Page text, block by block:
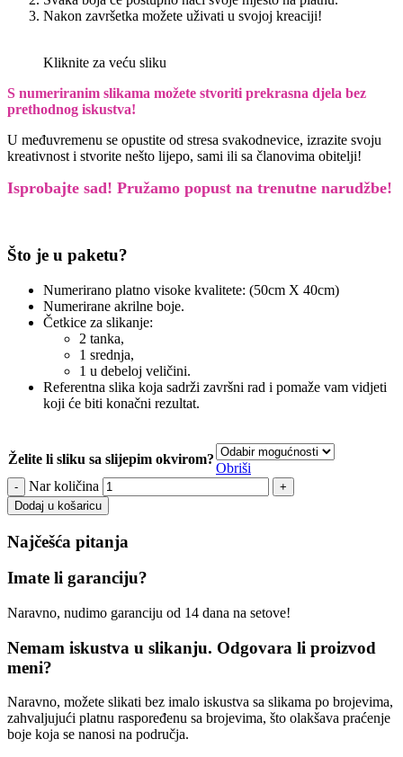
Nakon završetka možete uživati u svojoj kreaciji!
Kliknite za veću sliku
S numeriranim slikama možete stvoriti prekrasna djela bez
prethodnog iskustva!
U međuvremenu se opustite od stresa svakodnevice, izrazite svoju
kreativnost i stvorite nešto lijepo, sami ili sa članovima obitelji!
Isprobajte sad! Pružamo popust na trenutne narudžbe!
Što je u paketu?
Numerirano platno visoke kvalitete: (50cm X 40cm)
Numerirane akrilne boje.
Četkice za slikanje:
2 tanka,
1 srednja,
1 u debeloj veličini.
Referentna slika koja sadrži završni rad i pomaže vam vidjeti
koji će biti konačni rezultat.
Želite li sliku sa slijepim okvirom?
Obriši
Nar količina
Dodaj u košaricu
Najčešća pitanja
Imate li garanciju?
Naravno, nudimo garanciju od 14 dana na setove!
Nemam iskustva u slikanju. Odgovara li proizvod
meni?
Naravno, možete slikati bez imalo iskustva sa slikama po brojevima,
zahvaljujući platnu raspoređenu sa brojevima, što olakšava praćenje
boje koja se nanosi na područja.